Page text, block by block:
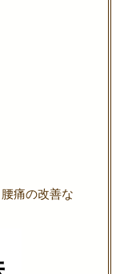
痛の改善な